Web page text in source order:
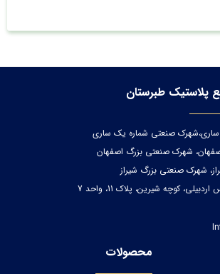
پلاستیک طبرستان
ساری،شهرک صنعتی شماره یک ساری
شهرک صنعتی بزرگ اصفهان
شهرک صنعتی بزرگ شیراز
کوچه شیرین، پلاک 11، واحد 7
محصولات